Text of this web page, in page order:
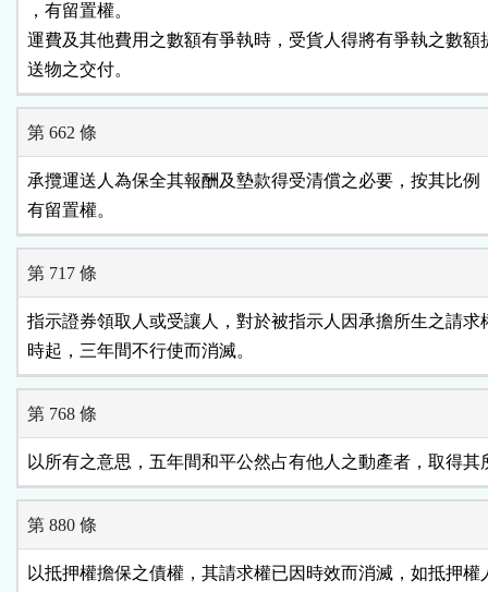
，有留置權。
運費及其他費用之數額有爭執時，受貨人得將有爭執之數額
送物之交付。
第 662 條
承攬運送人為保全其報酬及墊款得受清償之必要，按其比例
有留置權。
第 717 條
指示證券領取人或受讓人，對於被指示人因承擔所生之請求
時起，三年間不行使而消滅。
第 768 條
以所有之意思，五年間和平公然占有他人之動產者，取得其
第 880 條
以抵押權擔保之債權，其請求權已因時效而消滅，如抵押權